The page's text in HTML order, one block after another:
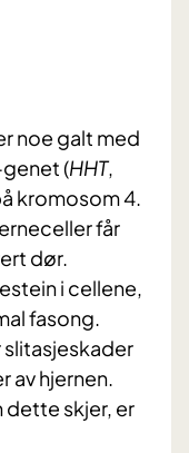
noe galt med
(HHT,
kromosom 4.
får
dør.
i cellene,
fasong.
av hjernen.
skjer, er